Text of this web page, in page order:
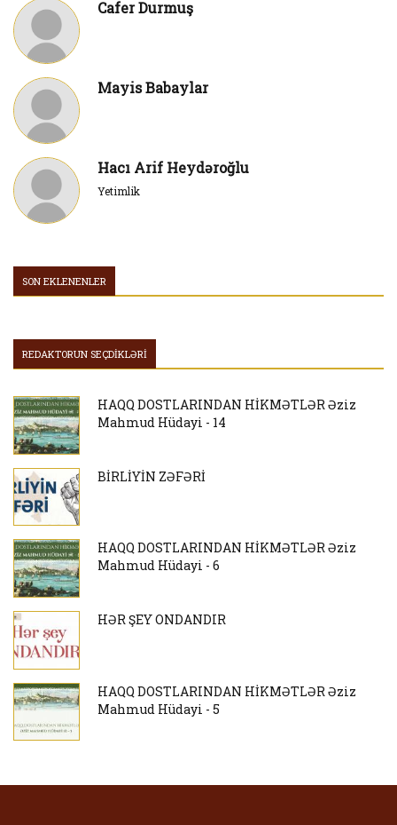
Cafer Durmuş
Mayis Babaylar
Hacı Arif Heydəroğlu
Yetimlik
SON EKLENENLER
REDAKTORUN SEÇDİKLƏRİ
HAQQ DOSTLARINDAN HİKMƏTLƏR Əziz
Mahmud Hüdayi - 14
BİRLİYİN ZƏFƏRİ
HAQQ DOSTLARINDAN HİKMƏTLƏR Əziz
Mahmud Hüdayi - 6
HƏR ŞEY ONDANDIR
HAQQ DOSTLARINDAN HİKMƏTLƏR Əziz
Mahmud Hüdayi - 5